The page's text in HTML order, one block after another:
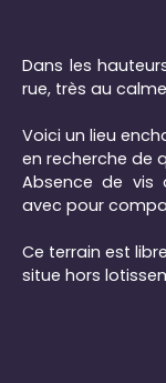
Dans les
rue, très au
Voici un lieu
en recherche de
Absence de vis
avec pour
Ce terrain est
situe hors